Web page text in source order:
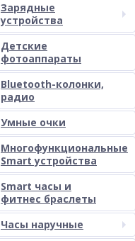
Зарядные
устройства
Детские
фотоаппараты
Bluetooth-колонки,
радио
Умные очки
Многофункциональные
Smart устройства
Smart часы и
фитнес браслеты
Часы наручные